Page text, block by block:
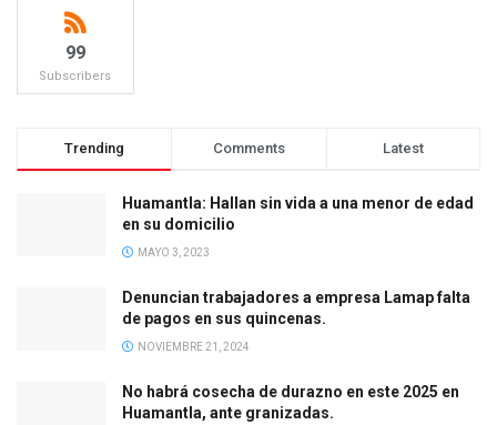
99
Subscribers
Trending Comments Latest
Huamantla: Hallan sin vida a una menor de edad
en su domicilio
MAYO 3, 2023
Denuncian trabajadores a empresa Lamap falta
de pagos en sus quincenas.
NOVIEMBRE 21, 2024
No habrá cosecha de durazno en este 2025 en
Huamantla, ante granizadas.